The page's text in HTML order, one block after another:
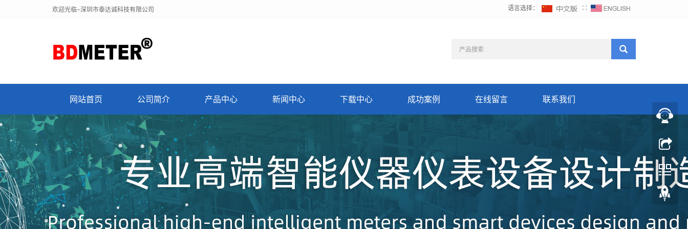
欢迎光临~深圳市泰达诚科技有限公司 语言选择： ∷
网站首页 公司简介 产品中心 新闻中心 下载中心 成功案例 在线留言 联系我们